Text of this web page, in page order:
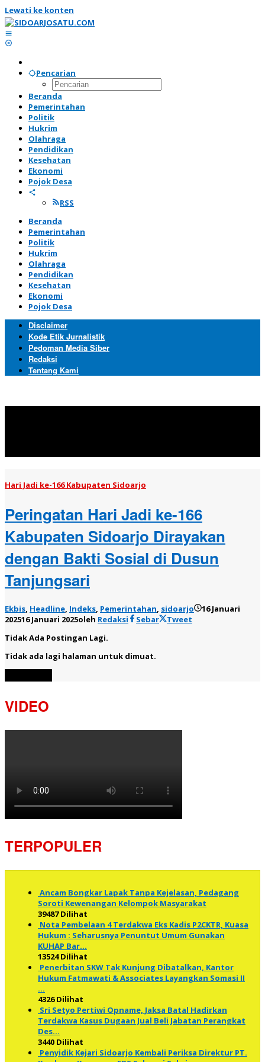
Lewati ke konten
Pencarian
Beranda
Pemerintahan
Politik
Hukrim
Olahraga
Pendidikan
Kesehatan
Ekonomi
Pojok Desa
RSS
Beranda
Pemerintahan
Politik
Hukrim
Olahraga
Pendidikan
Kesehatan
Ekonomi
Pojok Desa
Disclaimer
Kode Etik Jurnalistik
Pedoman Media Siber
Redaksi
Tentang Kami
Hari Jadi ke-166 Kabupaten Sidoarjo
Peringatan Hari Jadi ke-166
Kabupaten Sidoarjo Dirayakan
dengan Bakti Sosial di Dusun
Tanjungsari
Ekbis, Headline, Indeks, Pemerintahan, sidoarjo
16 Januari
202516 Januari 2025oleh Redaksi Sebar
Tweet
Tidak Ada Postingan Lagi.
Tidak ada lagi halaman untuk dimuat.
VIDEO
TERPOPULER
Ancam Bongkar Lapak Tanpa Kejelasan, Pedagang
Soroti Kewenangan Kelompok Masyarakat
39487 Dilihat
Nota Pembelaan 4 Terdakwa Eks Kadis P2CKTR, Kuasa
Hukum : Seharusnya Penuntut Umum Gunakan
KUHAP Bar…
13524 Dilihat
Penerbitan SKW Tak Kunjung Dibatalkan, Kantor
Hukum Fatmawati & Associates Layangkan Somasi II
…
4326 Dilihat
Sri Setyo Pertiwi Opname, Jaksa Batal Hadirkan
Terdakwa Kasus Dugaan Jual Beli Jabatan Perangkat
Des…
3440 Dilihat
Penyidik Kejari Sidoarjo Kembali Periksa Direktur PT.